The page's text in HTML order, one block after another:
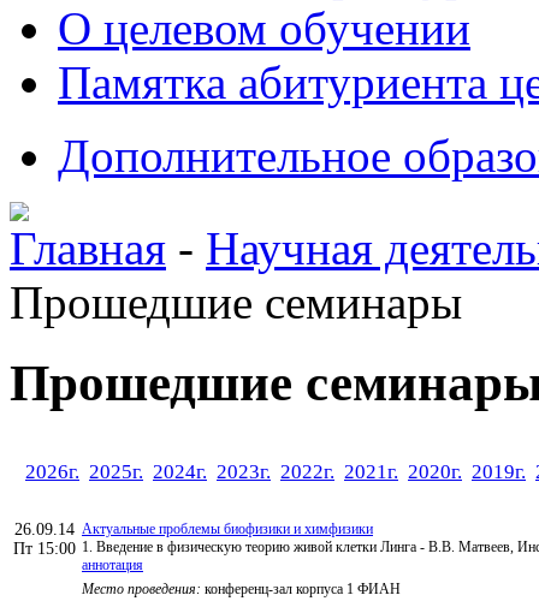
О целевом обучении
Памятка абитуриента
Дополнительное
Главная - Научная
Прошедшие семинары
Прошедшие
2026г. 2025г. 2024г. 2023г. 2022г. 2021г. 2020г. 2019г.
26.09.14
Пт 15:00
Актуальные проблемы биофизики и химфизики
1. Введение в физическую теорию живой клетки Линга - В.В. Матвеев,
аннотация
Место проведения: конференц-зал корпуса 1 ФИАН